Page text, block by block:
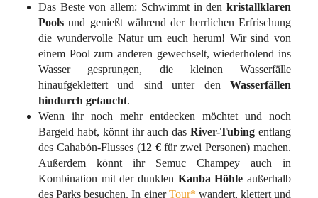
Das Beste von allem: Schwimmt in den kristallklaren
Pools und genießt während der herrlichen Erfrischung
die wundervolle Natur um euch herum! Wir sind von
einem Pool zum anderen gewechselt, wiederholend ins
Wasser gesprungen, die kleinen Wasserfälle
hinaufgeklettert und sind unter den Wasserfällen
hindurch getaucht.
Wenn ihr noch mehr entdecken möchtet und noch
Bargeld habt, könnt ihr auch dasRiver-Tubing entlang
des Cahabón-Flusses (12 €für zwei Personen) machen.
Außerdem könnt ihr Semuc Champey auch in
Kombination mit der dunklen Kanba Höhle außerhalb
des Parks besuchen. In einerTour* wandert, klettert und